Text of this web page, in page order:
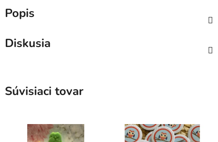
Popis
Diskusia
Súvisiaci tovar